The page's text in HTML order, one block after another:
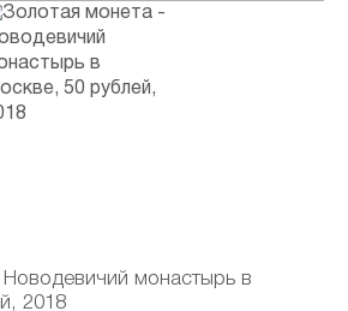
монастырь в
2018